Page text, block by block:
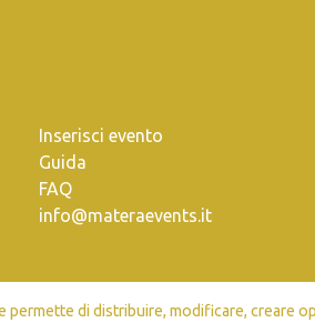
Inserisci evento
Guida
FAQ
info@materaevents.it
di distribuire, modificare, creare